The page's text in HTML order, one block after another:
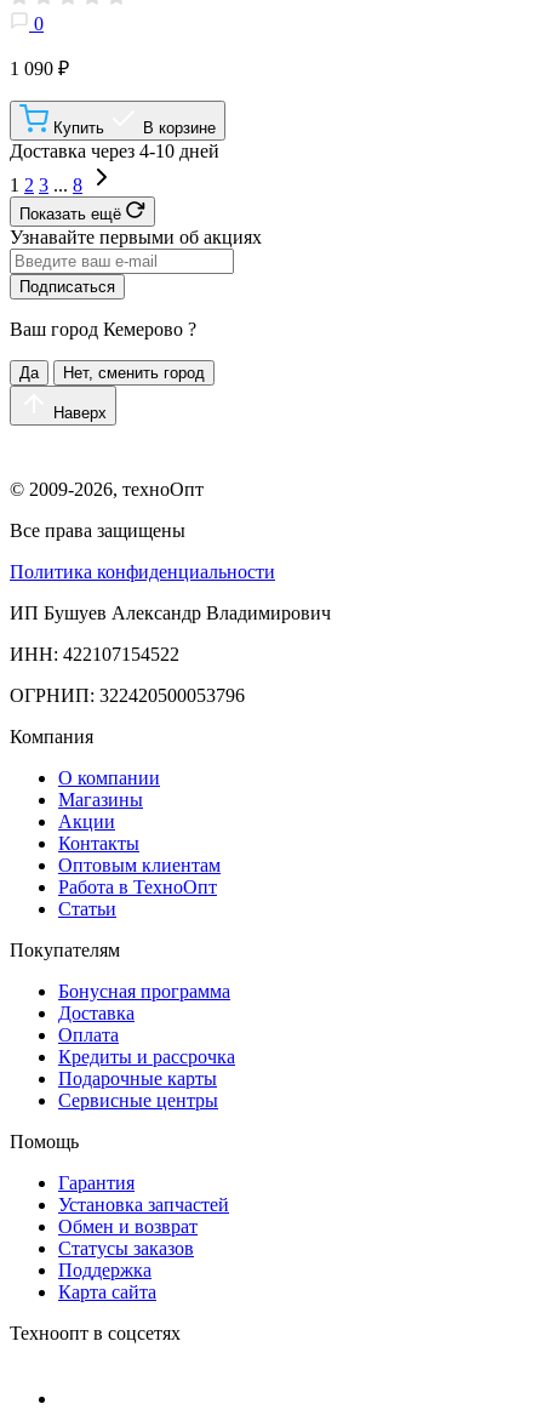
0
1 090 ₽
Купить В корзине
Доставка через 4-10 дней
1 2 3 ... 8
Показать ещё
Узнавайте первыми об акциях
Подписаться
Ваш город Кемерово ?
Да Нет, сменить город
Наверх
© 2009-2026, техноОпт
Все права защищены
Политика конфиденциальности
ИП Бушуев Александр Владимирович
ИНН: 422107154522
ОГРНИП: 322420500053796
Компания
О компании
Магазины
Акции
Контакты
Оптовым клиентам
Работа в ТехноОпт
Статьи
Покупателям
Бонусная программа
Доставка
Оплата
Кредиты и рассрочка
Подарочные карты
Сервисные центры
Помощь
Гарантия
Установка запчастей
Обмен и возврат
Статусы заказов
Поддержка
Карта сайта
Техноопт в соцсетях